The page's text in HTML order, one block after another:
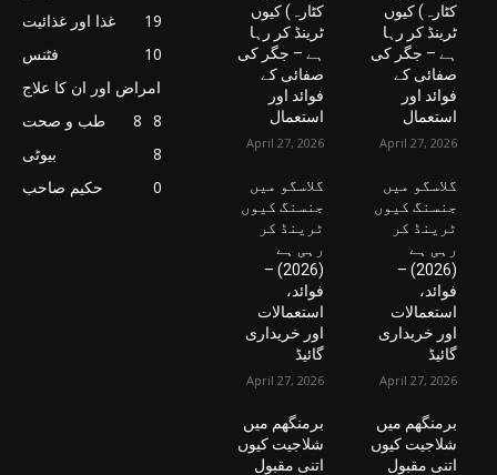
کٹارہ) کیوں
ٹرینڈ کر رہا
ہے – جگر کی
صفائی کے
فوائد اور
استعمال
April 27, 2026
گلاسگو میں
جنسنگ کیوں
ٹرینڈ کر
رہی ہے
(2026) –
فوائد،
استعمالات
اور خریداری
گائیڈ
April 27, 2026
برمنگھم میں
شلاجیت کیوں
اتنی مقبول
کٹارہ) کیوں
ٹرینڈ کر رہا
ہے – جگر کی
صفائی کے
فوائد اور
استعمال
April 27, 2026
گلاسگو میں
جنسنگ کیوں
ٹرینڈ کر
رہی ہے
(2026) –
فوائد،
استعمالات
اور خریداری
گائیڈ
April 27, 2026
برمنگھم میں
شلاجیت کیوں
اتنی مقبول
غذا اور غذائیت
19
فٹنس
10
امراض اور ان کا علاج
8
طب و صحت
8
بیوٹی
8
حکیم صاحب
0